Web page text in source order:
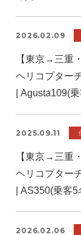
2026.02.09
【東京→三重
ヘリコプター
| Agusta109(
2025.09.11
【東京→三重
ヘリコプター
| AS350(乗客
2026.02.06